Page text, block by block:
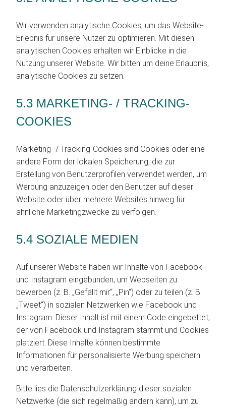
Wir verwenden analytische Cookies, um das Website-
Erlebnis für unsere Nutzer zu optimieren. Mit diesen
analytischen Cookies erhalten wir Einblicke in die
Nutzung unserer Website. Wir bitten um deine Erlaubnis,
analytische Cookies zu setzen.
5.3 MARKETING- / TRACKING-
COOKIES
Marketing- / Tracking-Cookies sind Cookies oder eine
andere Form der lokalen Speicherung, die zur
Erstellung von Benutzerprofilen verwendet werden, um
Werbung anzuzeigen oder den Benutzer auf dieser
Website oder über mehrere Websites hinweg für
ähnliche Marketingzwecke zu verfolgen.
5.4 SOZIALE MEDIEN
Auf unserer Website haben wir Inhalte von Facebook
und Instagram eingebunden, um Webseiten zu
bewerben (z. B. „Gefällt mir“, „Pin“) oder zu teilen (z. B.
„Tweet“) in sozialen Netzwerken wie Facebook und
Instagram. Dieser Inhalt ist mit einem Code eingebettet,
der von Facebook und Instagram stammt und Cookies
platziert. Diese Inhalte können bestimmte
Informationen für personalisierte Werbung speichern
und verarbeiten.
Bitte lies die Datenschutzerklärung dieser sozialen
Netzwerke (die sich regelmäßig ändern kann), um zu